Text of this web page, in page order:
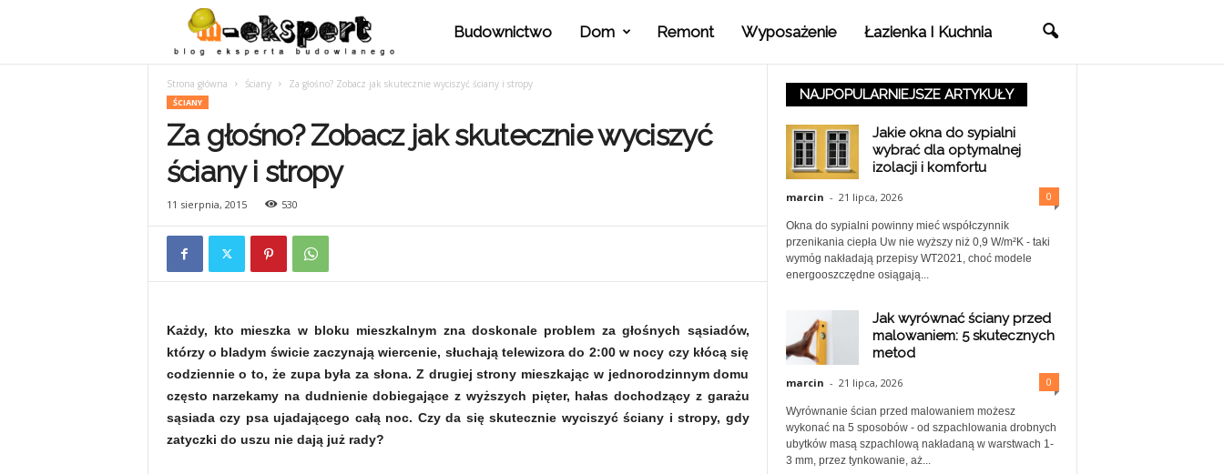
o
d
e
Budownictwo Dom Remont Wyposażenie Łazienka I Kuchnia
Strona główna Ściany Za głośno? Zobacz jak skutecznie wyciszyć ściany i stropy
ŚCIANY
Za głośno? Zobacz jak skutecznie wyciszyć
ściany i stropy
11 sierpnia, 2015 530
Każdy, kto mieszka w bloku mieszkalnym zna doskonale problem za głośnych sąsiadów,
którzy o bladym świcie zaczynają wiercenie, słuchają telewizora do 2:00 w nocy czy kłócą się
codziennie o to, że zupa była za słona. Z drugiej strony mieszkając w jednorodzinnym domu
często narzekamy na dudnienie dobiegające z wyższych pięter, hałas dochodzący z garażu
sąsiada czy psa ujadającego całą noc. Czy da się skutecznie wyciszyć ściany i stropy, gdy
zatyczki do uszu nie dają już rady?
NAJPOPULARNIEJSZE ARTYKUŁY
Jakie okna do sypialni
wybrać dla optymalnej
izolacji i komfortu
marcin - 21 lipca, 2026 0
Okna do sypialni powinny mieć współczynnik
przenikania ciepła Uw nie wyższy niż 0,9 W/m²K - taki
wymóg nakładają przepisy WT2021, choć modele
energooszczędne osiągają...
Jak wyrównać ściany przed
malowaniem: 5 skutecznych
metod
marcin - 21 lipca, 2026 0
Wyrównanie ścian przed malowaniem możesz
wykonać na 5 sposobów - od szpachlowania drobnych
ubytków masą szpachlową nakładaną w warstwach 1-
3 mm, przez tynkowanie, aż...